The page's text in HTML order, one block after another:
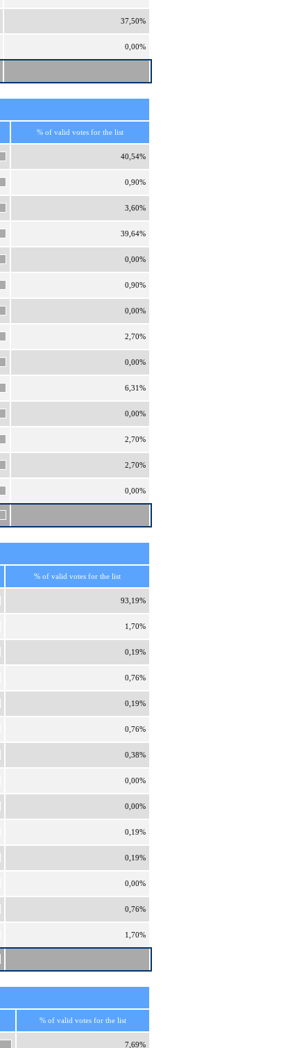
37,50%
0,00%
% of valid votes for the list
40,54%
0,90%
3,60%
39,64%
0,00%
0,90%
0,00%
2,70%
0,00%
6,31%
0,00%
2,70%
2,70%
0,00%
% of valid votes for the list
93,19%
1,70%
0,19%
0,76%
0,19%
0,76%
0,38%
0,00%
0,00%
0,19%
0,19%
0,00%
0,76%
1,70%
% of valid votes for the list
7,69%